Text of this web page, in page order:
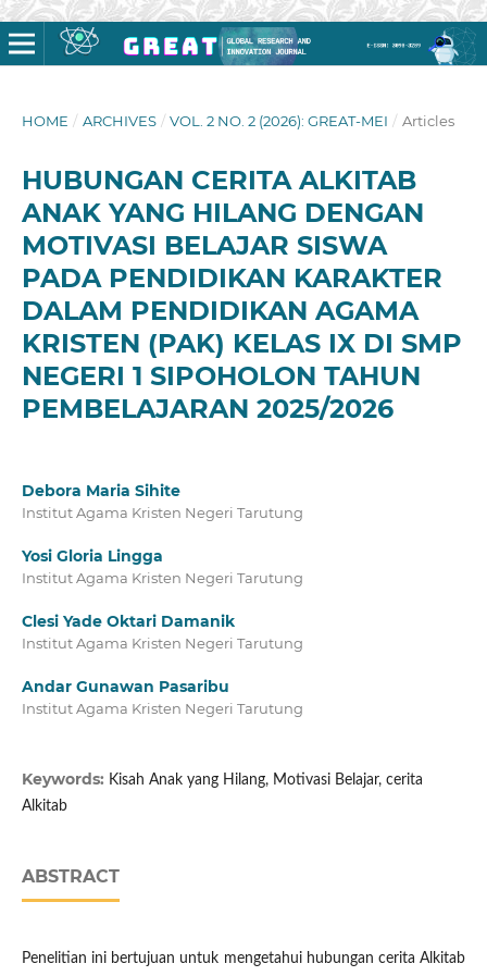
HOME / ARCHIVES / VOL. 2 NO. 2 (2026): GREAT-MEI / Articles
HUBUNGAN CERITA ALKITAB
ANAK YANG HILANG DENGAN
MOTIVASI BELAJAR SISWA
PADA PENDIDIKAN KARAKTER
DALAM PENDIDIKAN AGAMA
KRISTEN (PAK) KELAS IX DI SMP
NEGERI 1 SIPOHOLON TAHUN
PEMBELAJARAN 2025/2026
Debora Maria Sihite
Institut Agama Kristen Negeri Tarutung
Yosi Gloria Lingga
Institut Agama Kristen Negeri Tarutung
Clesi Yade Oktari Damanik
Institut Agama Kristen Negeri Tarutung
Andar Gunawan Pasaribu
Institut Agama Kristen Negeri Tarutung
Keywords: Kisah Anak yang Hilang, Motivasi Belajar, cerita
Alkitab
ABSTRACT
Penelitian ini bertujuan untuk mengetahui hubungan cerita Alkitab